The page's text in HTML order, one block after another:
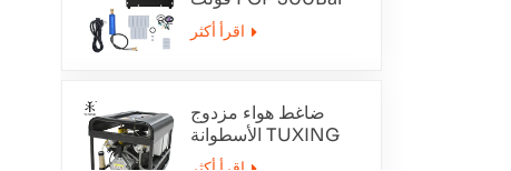
TXET062-1
ضاغط هواء مزدوج
الأسطوانة TUXING
TXEDT032